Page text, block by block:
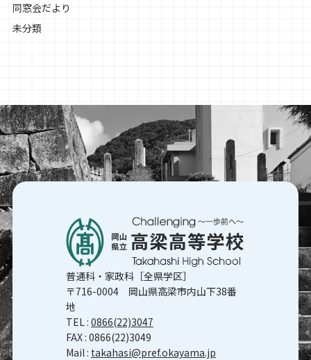
同窓会だより
未分類
普通科・家政科［全県学区］
〒716-0004 岡山県高梁市内山下38番
地
TEL : 0866(22)3047
FAX : 0866(22)3049
Mail : takahasi@pref.okayama.jp